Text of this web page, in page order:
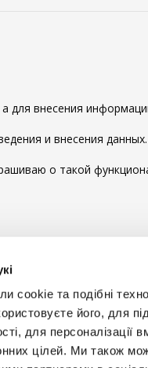
та подібні
його, для
для персоналізації
цілей. Ми також
для внесения
и внесения данных.
о такой